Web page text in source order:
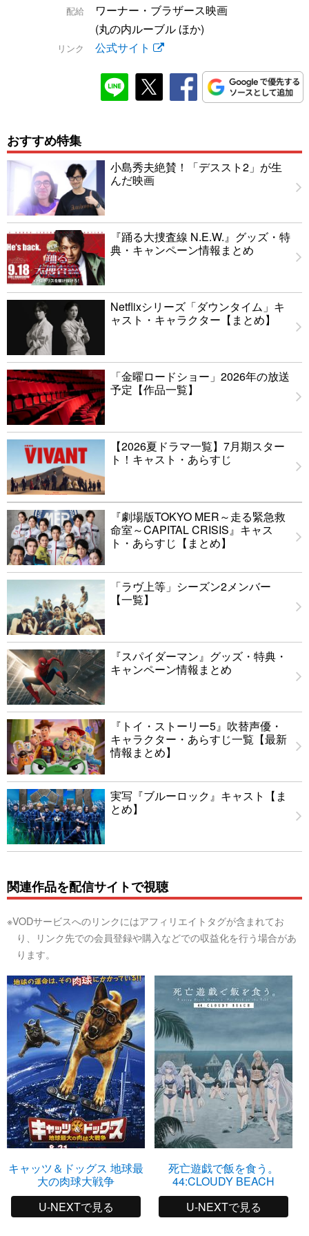
配給
ワーナー・ブラザース映画
(丸の内ルーブル ほか)
リンク 公式サイト
おすすめ特集
小島秀夫絶賛！「デススト2」が生
んだ映画
『踊る大捜査線 N.E.W.』グッズ・特
典・キャンペーン情報まとめ
Netflixシリーズ「ダウンタイム」キ
ャスト・キャラクター【まとめ】
「金曜ロードショー」2026年の放送
予定【作品一覧】
【2026夏ドラマ一覧】7月期スター
ト！キャスト・あらすじ
『劇場版TOKYO MER～走る緊急救
命室～CAPITAL CRISIS』キャス
ト・あらすじ【まとめ】
「ラヴ上等」シーズン2メンバー
【一覧】
『スパイダーマン』グッズ・特典・
キャンペーン情報まとめ
『トイ・ストーリー5』吹替声優・
キャラクター・あらすじ一覧【最新
情報まとめ】
実写『ブルーロック』キャスト【ま
とめ】
関連作品を配信サイトで視聴
※VODサービスへのリンクにはアフィリエイトタグが含まれてお
り、リンク先での会員登録や購入などでの収益化を行う場合があ
ります。
キャッツ＆ドッグス 地球最
大の肉球大戦争
U-NEXTで見る
死亡遊戯で飯を食う。
44:CLOUDY BEACH
U-NEXTで見る